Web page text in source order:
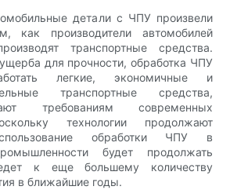
детали с ЧПУ произвели
как производители автомобилей
транспортные средства.
для прочности, обработка ЧПУ
легкие, экономичные и
транспортные средства,
требованиям современных
технологии продолжают
обработки ЧПУ в
будет продолжать
к еще большему количеству
в ближайшие годы.